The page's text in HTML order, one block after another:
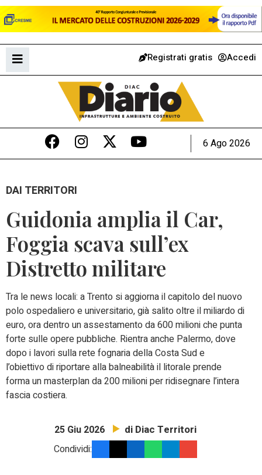
Registrati gratis Accedi
6 Ago 2026
DAI TERRITORI
Guidonia amplia il Car,
Foggia scava sull’ex
Distretto militare
Tra le news locali: aTrento si aggiorna il capitolo del nuovo
polo ospedaliero e universitario, già salito oltre il miliardo di
euro, ora dentro un assestamento da 600 milioni che punta
forte sulle opere pubbliche. Rientra anche Palermo, dove
dopo i lavori sulla rete fognaria della Costa Sud e
l’obiettivo di riportare alla balneabilità il litorale prende
forma un masterplan da 200 milioni per ridisegnare l’intera
fascia costiera.
25 Giu 2026 di Diac Territori
Condividi: